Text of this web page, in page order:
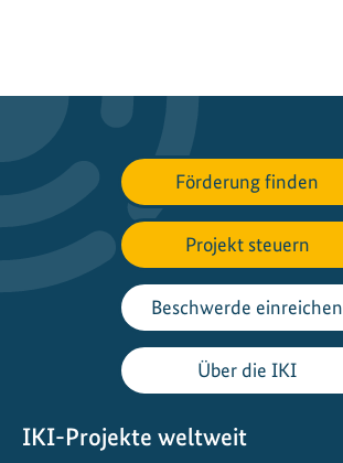
v
e
r
s
i
t
ä
t
s
Förderung finden
Projekt steuern
Beschwerde einreichen
Über die IKI
IKI-Projekte weltweit